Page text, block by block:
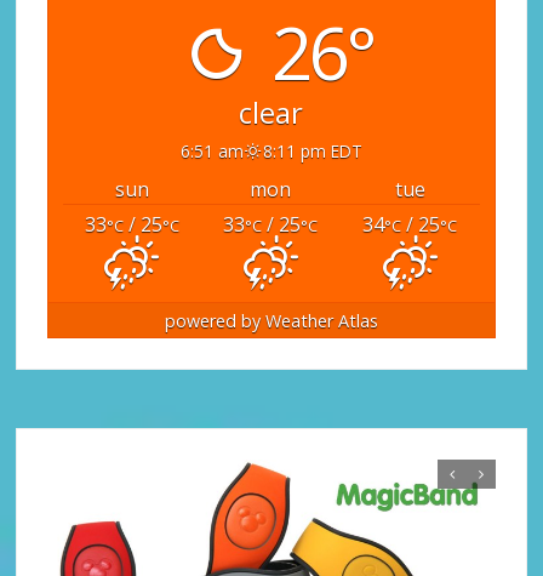
26°
clear
6:51 am 8:11 pm EDT
sun mon
tue
33°C/ 25°C 33°C / 25°C 34°C / 25°C
powered by Weather Atlas